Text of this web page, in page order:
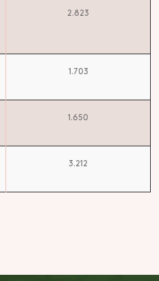
2.823
1.703
1.650
3.212